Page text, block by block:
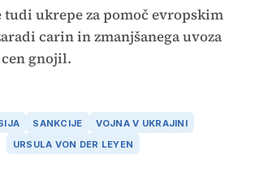
tudi ukrepe za pomoč evropskim
carin in zmanjšanega uvoza
gnojil.
SANKCIJE
VOJNA V UKRAJINI
URSULA VON DER LEYEN